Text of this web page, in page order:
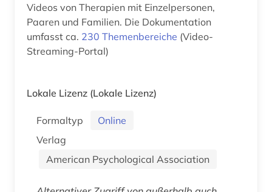
Videos von Therapien mit Einzelpersonen,
Paaren und Familien. Die Dokumentation
umfasst ca. 230 Themenbereiche (Video-
Streaming-Portal)
Lokale Lizenz (Lokale Lizenz)
Formaltyp
Online
Verlag
American Psychological Association